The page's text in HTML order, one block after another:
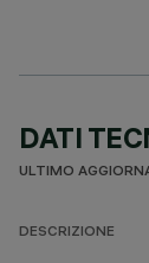
DATI
ULTIMO
DESCRIZIONE